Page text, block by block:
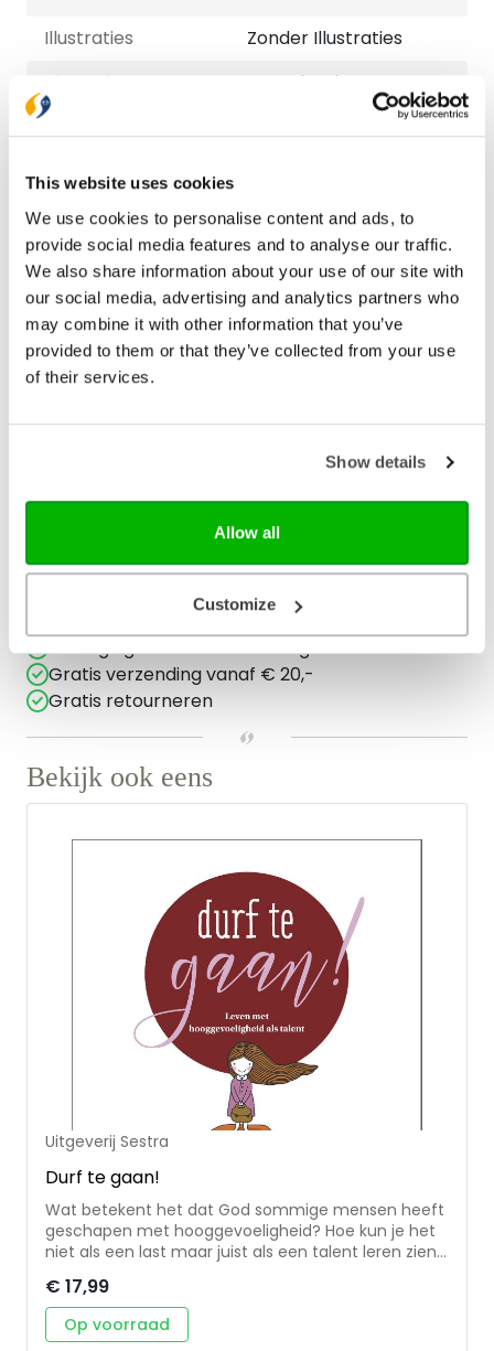
This website uses cookies
We use cookies to personalise content and ads, to
provide social media features and to analyse our traffic.
We also share information about your use of our site with
our social media, advertising and analytics partners who
may combine it with other information that you’ve
provided to them or that they’ve collected from your use
of their services.
Show details
Allow all
Customize
Illustraties
Zonder Illustraties
Uitvoering
Paperback
Lengte (mm)
Breedte (mm)
151
Gewicht (G)
238
ISBN
9789492831606
Druk
1
Verschijningsdatum
Nederlands
Aantal pagina's
112
Bezorging binnen 1–2 werkdagen
Gratis verzending vanaf € 20,-
Gratis retourneren
Bekijk ook eens
Uitgeverij Sestra
Durf te gaan!
Wat betekent het dat God sommige mensen heeft
geschapen met hooggevoeligheid? Hoe kun je het
niet als een last maar juist als een talent leren zien?
hooggevoelig. Deze mensen zijn gevoelig voor
prikkels en beleven de wereld heel intens. Er zijn al
veel boeken geschreven over hooggevoeligheid en
€ 17,99
Op voorraad